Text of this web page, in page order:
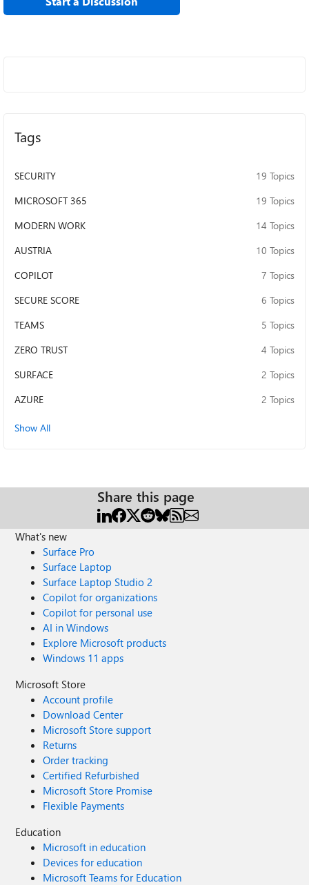
Tags
SECURITY
19 Topics
MICROSOFT 365
19 Topics
MODERN WORK
14 Topics
AUSTRIA
10 Topics
COPILOT
7 Topics
SECURE SCORE
6 Topics
TEAMS
5 Topics
ZERO TRUST
4 Topics
SURFACE
2 Topics
AZURE
2 Topics
Show All
Share this page
What's new
Surface Pro
Surface Laptop
Surface Laptop Studio 2
Copilot for organizations
Copilot for personal use
AI in Windows
Explore Microsoft products
Windows 11 apps
Microsoft Store
Account profile
Download Center
Microsoft Store support
Returns
Order tracking
Certified Refurbished
Microsoft Store Promise
Flexible Payments
Education
Microsoft in education
Devices for education
Microsoft Teams for Education